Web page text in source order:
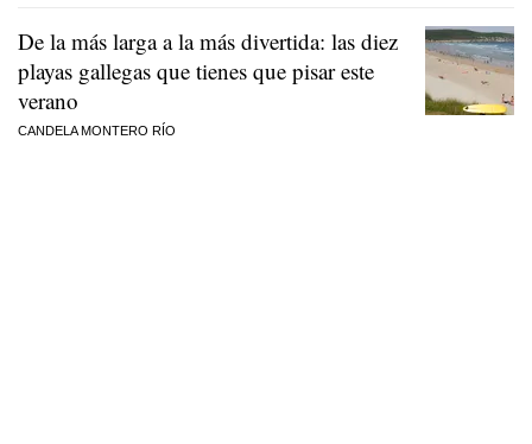
De la más larga a la más divertida: las diez
playas gallegas que tienes que pisar este
verano
CANDELA MONTERO RÍO